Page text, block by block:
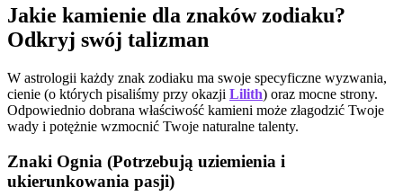
Jakie kamienie dla znaków zodiaku?
Odkryj swój talizman
W astrologii każdy znak zodiaku ma swoje specyficzne wyzwania,
cienie (o których pisaliśmy przy okazji Lilith) oraz mocne strony.
Odpowiednio dobrana właściwość kamieni może złagodzić Twoje
wady i potężnie wzmocnić Twoje naturalne talenty.
Znaki Ognia (Potrzebują uziemienia i
ukierunkowania pasji)